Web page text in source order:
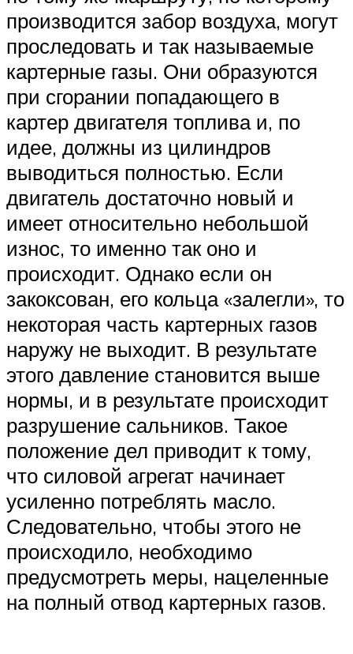
производится забор воздуха, могут
проследовать и так называемые
картерные газы. Они образуются
при сгорании попадающего в
картер двигателя топлива и, по
идее, должны из цилиндров
выводиться полностью. Если
двигатель достаточно новый и
имеет относительно небольшой
износ, то именно так оно и
происходит. Однако если он
закоксован, его кольца «залегли», то
некоторая часть картерных газов
наружу не выходит. В результате
этого давление становится выше
нормы, и в результате происходит
разрушение сальников. Такое
положение дел приводит к тому,
что силовой агрегат начинает
усиленно потреблять масло.
Следовательно, чтобы этого не
происходило, необходимо
предусмотреть меры, нацеленные
на полный отвод картерных газов.